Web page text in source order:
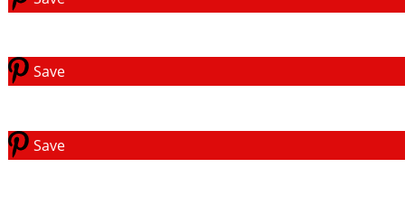
Save
Save